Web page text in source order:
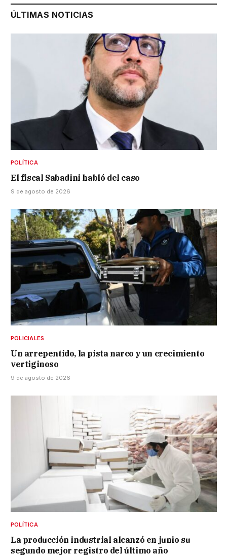
ÚLTIMAS NOTICIAS
POLÍTICA
El fiscal Sabadini habló del caso
9 de agosto de 2026
POLICIALES
Un arrepentido, la pista narco y un crecimiento
vertiginoso
9 de agosto de 2026
POLÍTICA
La producción industrial alcanzó en junio su
segundo mejor registro del último año